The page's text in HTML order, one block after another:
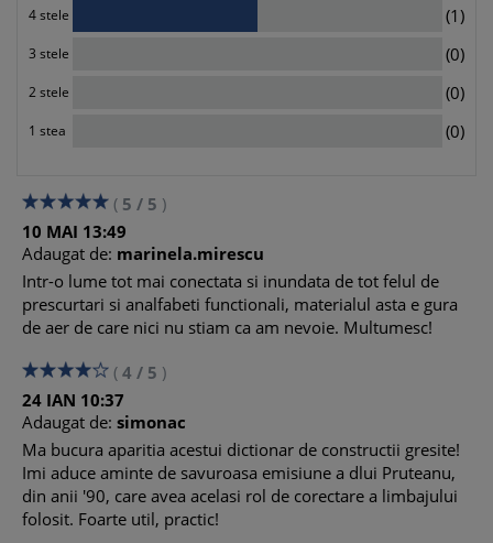
4 stele (1)
3 stele (0)
2 stele (0)
1 stea (0)
( 5 / 5 )
10 MAI 13:49
Adaugat de: marinela.mirescu
Intr-o lume tot mai conectata si inundata de tot felul de
prescurtari si analfabeti functionali, materialul asta e gura
de aer de care nici nu stiam ca am nevoie. Multumesc!
( 4 / 5 )
24 IAN 10:37
Adaugat de: simonac
Ma bucura aparitia acestui dictionar de constructii gresite!
Imi aduce aminte de savuroasa emisiune a dlui Pruteanu,
din anii '90, care avea acelasi rol de corectare a limbajului
folosit. Foarte util, practic!